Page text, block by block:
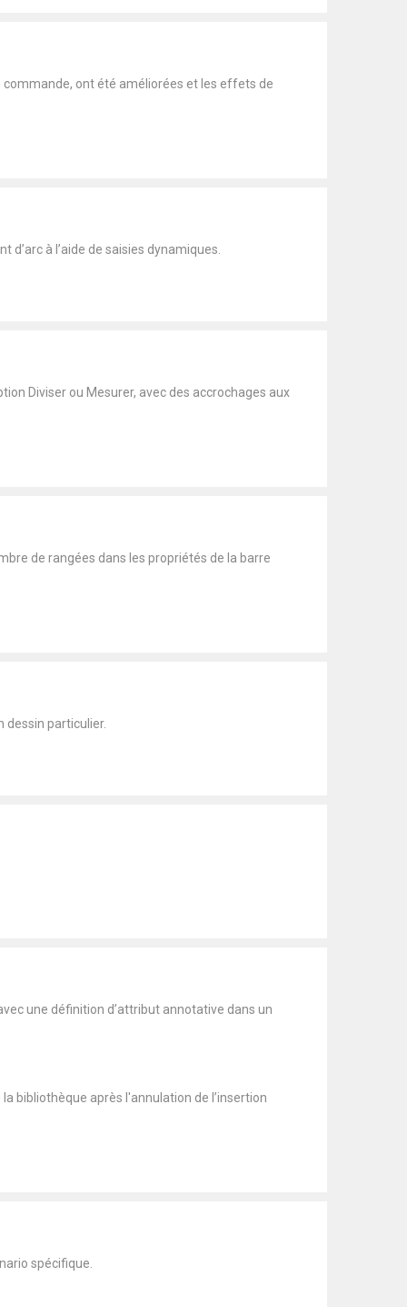
commande, ont été améliorées et les effets de
d’arc à l’aide de saisies dynamiques.
Diviser ou Mesurer, avec des accrochages aux
de rangées dans les propriétés de la barre
dessin particulier.
une définition d’attribut annotative dans un
bibliothèque après l'annulation de l’insertion
spécifique.